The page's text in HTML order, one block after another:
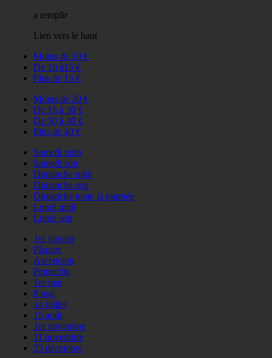
a remplir
Lien vers le haut
Moins de 10 €
De 10 à15 €
Plus de 15 €
Moins de 20 €
De 15 à 30 €
De 30 à 40 €
Plus de 40 €
Samedi midi
Samedi soir
Dimanche midi
Dimanche soir
Dimanche toute la journée
Lundi midi
Lundi soir
1er janvier
Pâques
Ascencion
Pentecôte
1er mai
8 mai
14 juillet
15 août
1er novembre
11 novembre
25 décembre